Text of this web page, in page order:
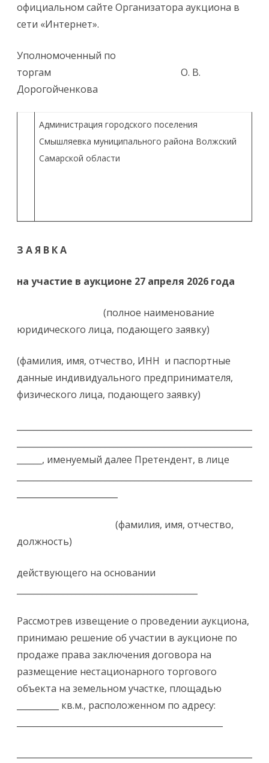
официальном сайте Организатора аукциона в
сети «Интернет».
Уполномоченный по
торгам О. В.
Дорогойченкова
Администрация городского поселения
Смышляевка муниципального района Волжский
Самарской области
З А Я В К А
на участие в аукционе 27 апреля 2026 года
(полное наименование
юридического лица, подающего заявку)
(фамилия, имя, отчество, ИНН и паспортные
данные индивидуального предпринимателя,
физического лица, подающего заявку)
______, именуемый далее Претендент, в лице
(фамилия, имя, отчество,
должность)
действующего на основании
Рассмотрев извещение о проведении аукциона,
принимаю решение об участии в аукционе по
продаже права заключения договора на
размещение нестационарного торгового
объекта на земельном участке, площадью
__________ кв.м., расположенном по адресу: